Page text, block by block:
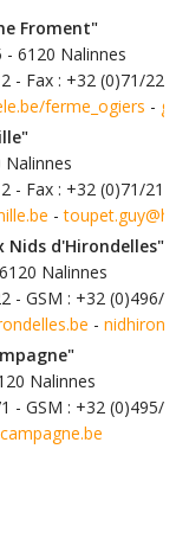
Froment"
- 6120 Nalinnes
- Fax : +32 (0)71/
ferme_ogiers -
Nalinnes
- Fax : +32 (0)71/
-
Nids d'Hirondelles"
Nalinnes
- GSM : +32 (0)496/
-
Nalinnes
- GSM : +32 (0)495/